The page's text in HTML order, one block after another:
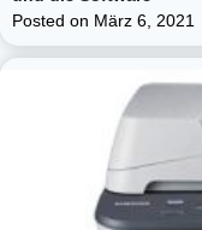
Posted on März 6, 2021